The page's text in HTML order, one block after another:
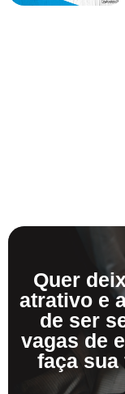
Quer
atrativo e
de ser
vagas de
faça sua